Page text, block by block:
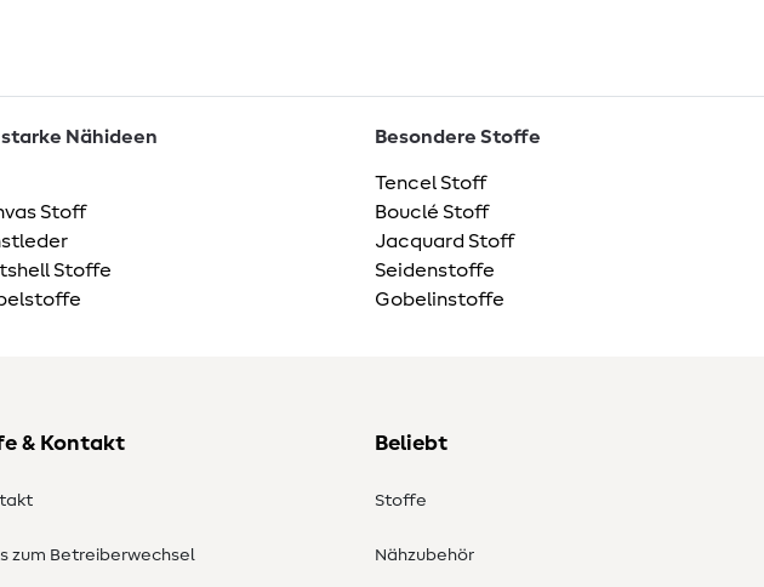
starke Nähideen
Stoff
Stoffe
Besondere Stoffe
Tencel Stoff
Bouclé Stoff
Jacquard Stoff
Seidenstoffe
Gobelinstoffe
& Kontakt
zum Betreiberwechsel
Beliebt
Stoffe
Nähzubehör